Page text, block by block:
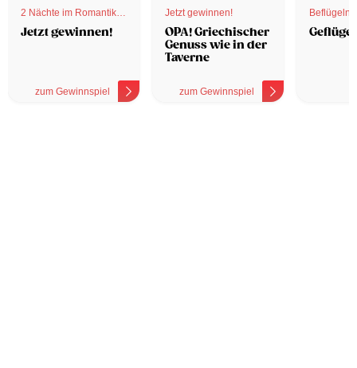
2 Nächte im Romantik
Hotel
Jetzt gewinnen!
zum Gewinnspiel
Jetzt gewinnen!
OPA! Griechischer
Genuss wie in der
Taverne
zum Gewinnspiel